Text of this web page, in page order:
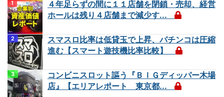
４年足らずの間に１１店舗を閉鎖・売却、経営
ホールは残り４店舗まで減少す...
スマスロ比率は低貸玉で上昇、パチンコは圧縮
進む【スマート遊技機比率比較】
コンビニスロット謳う『ＢＩＧディッパー木場
店』【エリアレポート 東京都...